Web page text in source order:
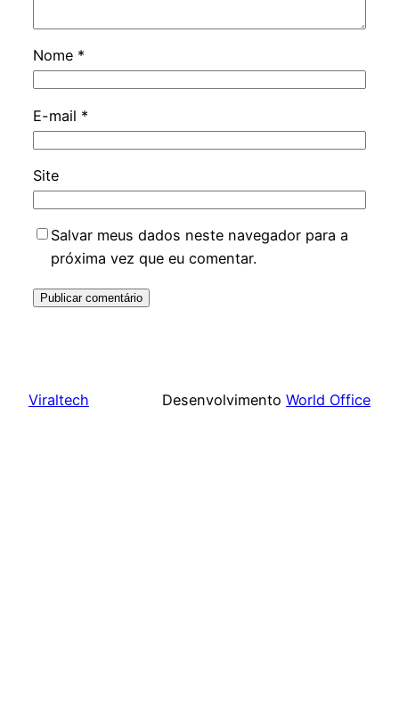
Nome *
E-mail *
Site
Salvar meus dados neste navegador para a
próxima vez que eu comentar.
Viraltech Desenvolvimento World Office